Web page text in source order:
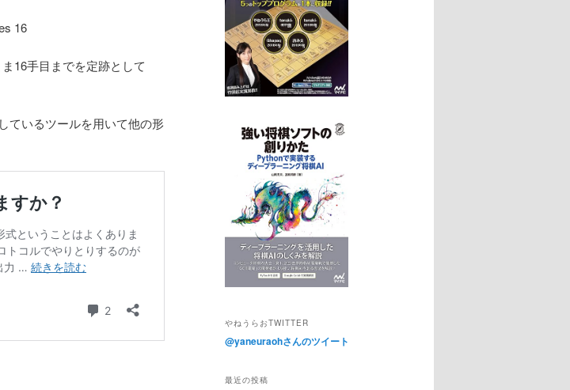
16
16手目までを定跡として
ているツールを用いて他の形
やねうらおTWITTER
@yaneuraohさんのツイート
最近の投稿